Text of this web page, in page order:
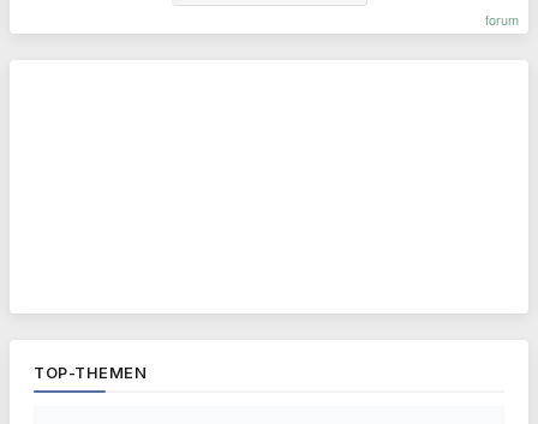
forum
TOP-THEMEN